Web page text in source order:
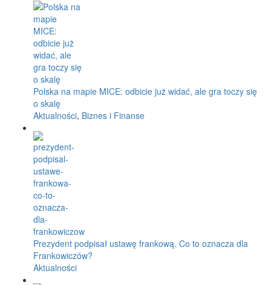
Polska na mapie MICE: odbicie już widać, ale gra toczy się
o skalę
Aktualności, Biznes i Finanse
Prezydent podpisał ustawę frankową. Co to oznacza dla
Frankowiczów?
Aktualności